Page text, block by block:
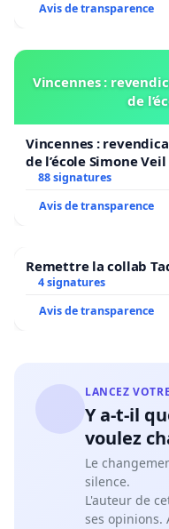
Avis de transparence
Vincennes :
de
Vincennes :
de l’école Simone Veil
88 signatures
Avis de transparence
Remettre la collab
4 signatures
Avis de transparence
LANCEZ
Y a-t-il
voulez
Le
silence.
L'auteur de
ses opinions.